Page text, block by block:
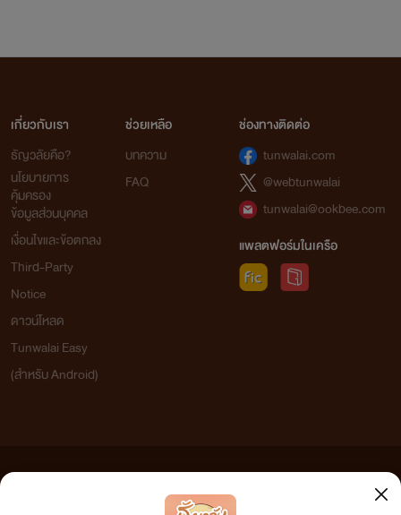
เกี่ยวกับเรา
ธัญวลัยคือ?
นโยบายการ
คุ้มครอง
ข้อมูลส่วนบุคคล
เงื่อนไขและข้อตกลง
Third-Party
Notice
ดาวน์โหลด
Tunwalai Easy
(สำหรับ Android)
ช่วยเหลือ
บทความ
FAQ
ช่องทางติดต่อ
tunwalai.com
@webtunwalai
tunwalai@ookbee.com
แพลตฟอร์มในเครือ
เว็บไซต์แห่งนี้ไม่ได้เห็นด้วยและไม่ขอรับผิดชอบต่อข้อความใดๆ ทั้งสิ้น ดังนั้นผู้อ่านทุกท่านโปรดใช้